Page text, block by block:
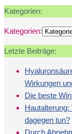
Kategorien:
Kategorien:
Letzte Beiträge:
Wirkungen
Die beste
dagegen tun?